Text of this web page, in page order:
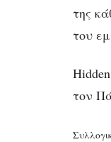
της
του
τον